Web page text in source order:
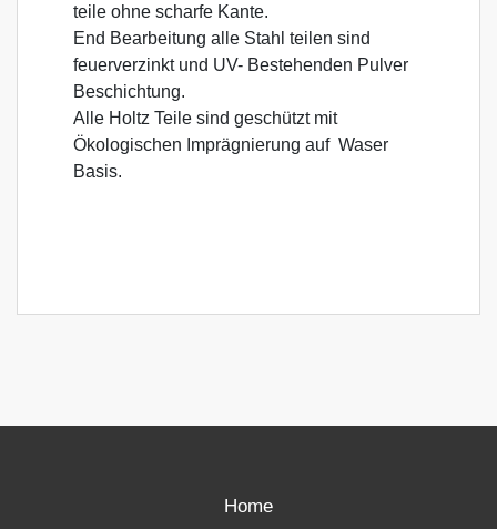
teile ohne scharfe Kante.
End Bearbeitung alle Stahl teilen sind
feuerverzinkt und UV- Bestehenden Pulver
Beschichtung.
Alle Holtz Teile sind geschützt mit
Ökologischen Imprägnierung auf Waser
Basis.
Home